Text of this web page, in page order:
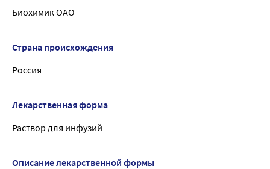
Биохимик ОАО
Страна происхождения
Россия
Лекарственная форма
Раствор для инфузий
Описание лекарственной формы